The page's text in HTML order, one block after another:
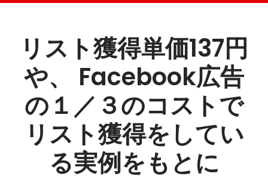
リスト獲得単価137円
や、 Facebook広告
の１／３のコストで
リスト獲得をしてい
る実例をもとに